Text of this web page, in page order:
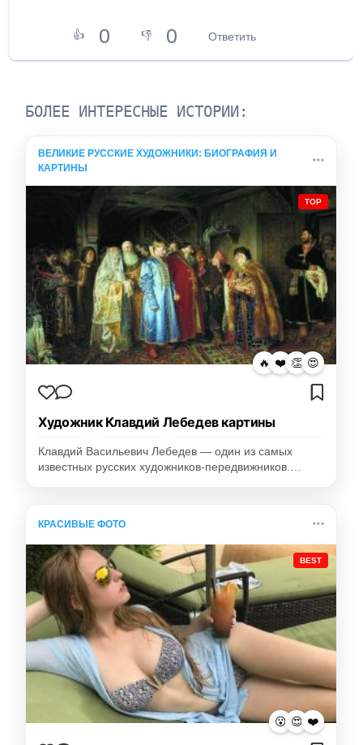
👍 0 👎 0 Ответить
БОЛЕЕ ИНТЕРЕСНЫЕ ИСТОРИИ:
ВЕЛИКИЕ РУССКИЕ ХУДОЖНИКИ: БИОГРАФИЯ И
КАРТИНЫ
TOP
🔥 ❤️ 👏 😍
Художник Клавдий Лебедев картины
Клавдий Васильевич Лебедев — один из самых
известных русских художников-передвижников.…
КРАСИВЫЕ ФОТО
BEST
😮 😍 ❤️